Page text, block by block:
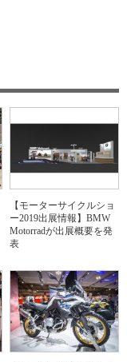
【モーターサイクルショ
ー2019出展情報】BMW
Motorradが出展概要を発
表